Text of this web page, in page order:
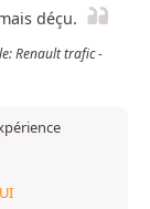
déçu.
Renault trafic -